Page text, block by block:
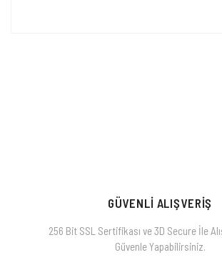
GÜVENLİ ALIŞVERİŞ
256 Bit SSL Sertifikası ve 3D Secure İle
Güvenle Yapabilirsiniz.